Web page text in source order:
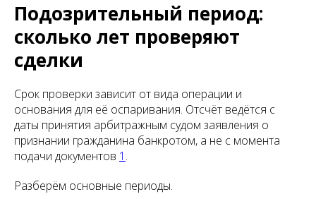
Подозрительный период:
сколько лет проверяют
сделки
Срок проверки зависит от вида операции и
основания для её оспаривания. Отсчёт ведётся с
даты принятия арбитражным судом заявления о
признании гражданина банкротом, а не с момента
подачи документов 1 .
Разберём основные периоды.